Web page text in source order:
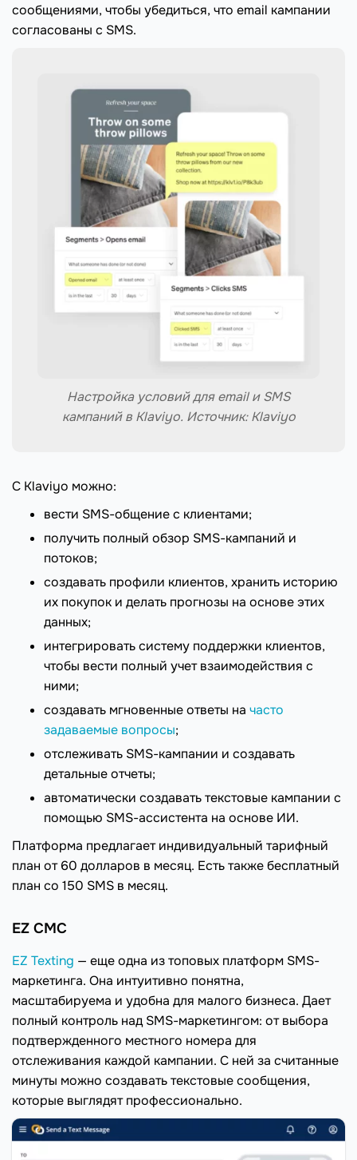
сообщениями, чтобы убедиться, что email кампании
согласованы с SMS.
Настройка условий для email и SMS
кампаний в Klaviyo. Источник: Klaviyo
С Klaviyo можно:
вести SMS-общение с клиентами;
получить полный обзор SMS-кампаний и
потоков;
создавать профили клиентов, хранить историю
их покупок и делать прогнозы на основе этих
данных;
интегрировать систему поддержки клиентов,
чтобы вести полный учет взаимодействия с
ними;
создавать мгновенные ответы на часто
задаваемые вопросы;
отслеживать SMS-кампании и создавать
детальные отчеты;
автоматически создавать текстовые кампании с
помощью SMS-ассистента на основе ИИ.
Платформа предлагает индивидуальный тарифный
план от 60 долларов в месяц. Есть также бесплатный
план со 150 SMS в месяц.
EZ СМС
EZ Texting — еще одна из топовых платформ SMS-
маркетинга. Она интуитивно понятна,
масштабируема и удобна для малого бизнеса. Дает
полный контроль над SMS-маркетингом: от выбора
подтвержденного местного номера для
отслеживания каждой кампании. С ней за считанные
минуты можно создавать текстовые сообщения,
которые выглядят профессионально.